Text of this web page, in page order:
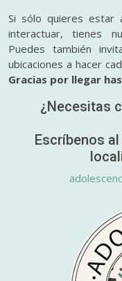
Si sólo quieres estar
interactuar, tienes
Puedes también
ubicaciones a hacer
Gracias por llegar
¿Necesitas
Escríbenos